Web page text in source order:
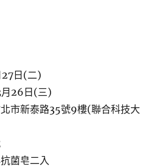
27日(二)
月26日(三)
市新泰路35號9樓(聯合科技大
菌皂二入